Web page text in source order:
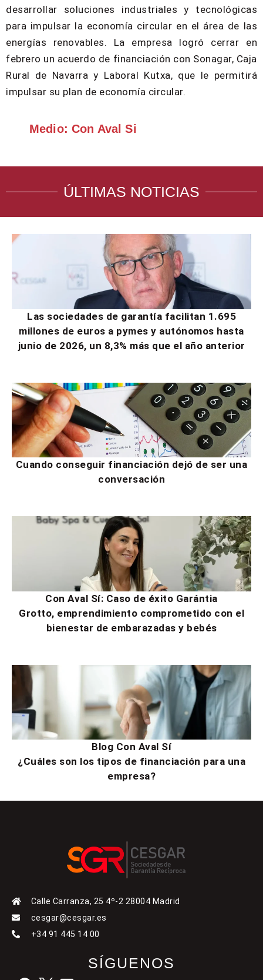
desarrollar soluciones industriales y tecnológicas
para impulsar la economía circular en el área de las
energías renovables. La empresa logró cerrar en
febrero un acuerdo de financiación con Sonagar, Caja
Rural de Navarra y Laboral Kutxa, que le permitirá
impulsar su plan de economía circular.
Medio: Con Aval Si
ÚLTIMAS NOTICIAS
Las sociedades de garantía facilitan 1.695
millones de euros a pymes y autónomos hasta
junio de 2026, un 8,3% más que el año anterior
Cuando conseguir financiación dejó de ser una
conversación
Con Aval Sí: Caso de éxito Garántia
Grotto, emprendimiento comprometido con el
bienestar de embarazadas y bebés
Blog Con Aval Sí
¿Cuáles son los tipos de financiación para una
empresa?
Calle Carranza, 25 4º-2 28004 Madrid
cesgar@cesgar.es
+34 91 445 14 00
SÍGUENOS